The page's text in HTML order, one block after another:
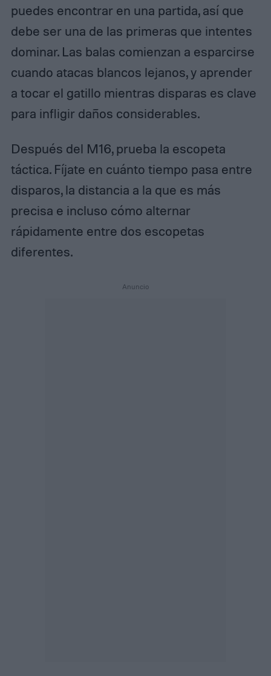
puedes encontrar en una partida, así que
debe ser una de las primeras que intentes
dominar. Las balas comienzan a esparcirse
cuando atacas blancos lejanos, y aprender
a tocar el gatillo mientras disparas es clave
para infligir daños considerables.
Después del M16, prueba la escopeta
táctica. Fíjate en cuánto tiempo pasa entre
disparos, la distancia a la que es más
precisa e incluso cómo alternar
rápidamente entre dos escopetas
diferentes.